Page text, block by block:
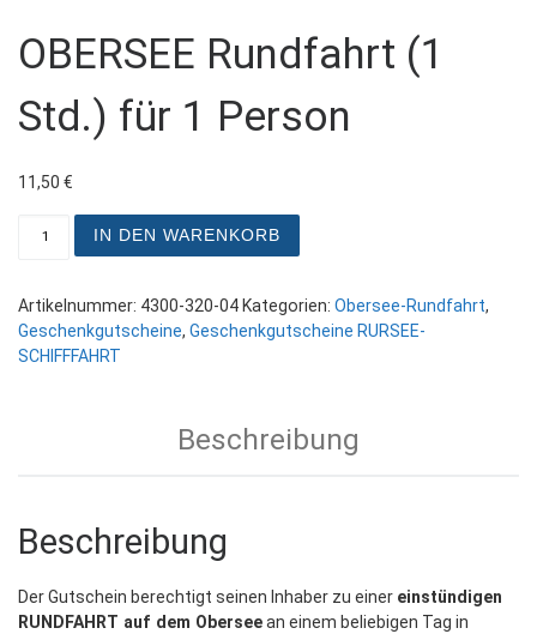
OBERSEE Rundfahrt (1
Std.) für 1 Person
11,50 €
OBERSEE Rundfahrt (1 Std.) für 1 Person Menge
IN DEN WARENKORB
Artikelnummer: 4300-320-04 Kategorien: Obersee-Rundfahrt,
Geschenkgutscheine, Geschenkgutscheine RURSEE-
SCHIFFFAHRT
Beschreibung
Beschreibung
Der Gutschein berechtigt seinen Inhaber zu einer einstündigen
RUNDFAHRT auf dem Oberseean einem beliebigen Tag in